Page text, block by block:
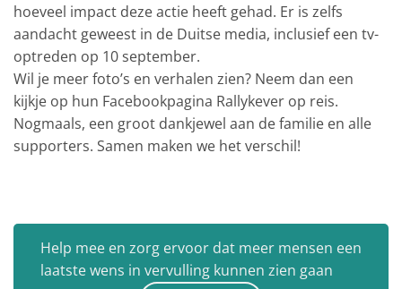
hoeveel impact deze actie heeft gehad. Er is zelfs
aandacht geweest in de Duitse media, inclusief een tv-
optreden op 10 september.
Wil je meer foto’s en verhalen zien? Neem dan een
kijkje op hun Facebookpagina Rallykever op reis.
Nogmaals, een groot dankjewel aan de familie en alle
supporters. Samen maken we het verschil!
Help mee en zorg ervoor dat meer mensen een
laatste wens in vervulling kunnen zien gaan